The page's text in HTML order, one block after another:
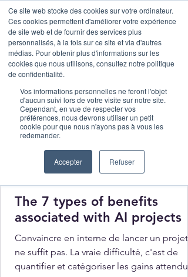
Ce site web stocke des cookies sur votre ordinateur.
Ces cookies permettent d'améliorer votre expérience
de site web et de fournir des services plus
personnalisés, à la fois sur ce site et via d'autres
médias. Pour obtenir plus d'informations sur les
cookies que nous utilisons, consultez notre politique
de confidentialité.
Vos informations personnelles ne feront l'objet
d'aucun suivi lors de votre visite sur notre site.
Cependant, en vue de respecter vos
préférences, nous devrons utiliser un petit
cookie pour que nous n'ayons pas à vous les
redemander.
Accepter Refuser
The 7 types of benefits
associated with AI projects
Convaincre en interne de lancer un projet
ne suffit pas. La vraie difficulté, c'est de
quantifier et catégoriser les gains attendus
Malak Lebbar